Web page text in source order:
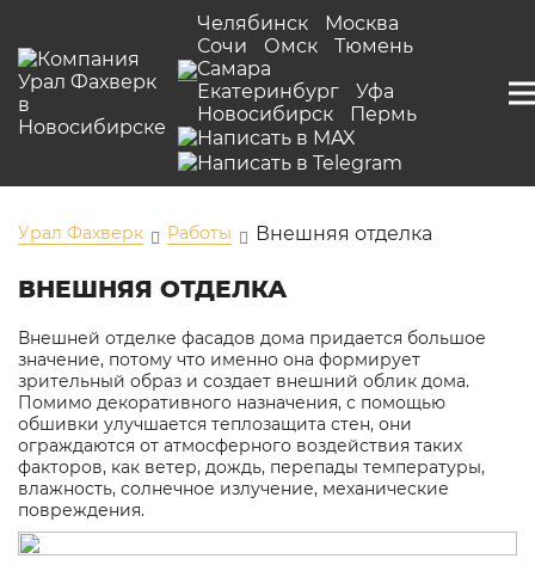
Челябинск
Москва
Сочи
Омск
Тюмень
Самара
Екатеринбург
Уфа
Новосибирск
Пермь
Урал Фахверк Работы Внешняя отделка
ВНЕШНЯЯ ОТДЕЛКА
Внешней отделке фасадов дома придается большое
значение, потому что именно она формирует
зрительный образ и создает внешний облик дома.
Помимо декоративного назначения, с помощью
обшивки улучшается теплозащита стен, они
ограждаются от атмосферного воздействия таких
факторов, как ветер, дождь, перепады температуры,
влажность, солнечное излучение, механические
повреждения.